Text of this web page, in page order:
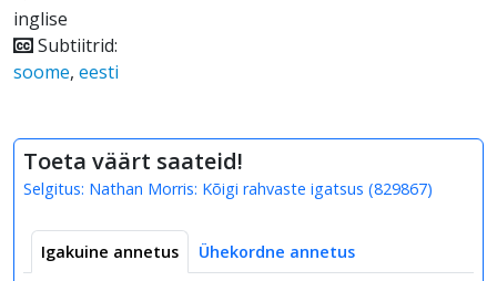
inglise
Subtiitrid:
soome, eesti
Toeta väärt saateid!
Selgitus: Nathan Morris: Kõigi rahvaste igatsus (829867)
Igakuine annetus Ühekordne annetus